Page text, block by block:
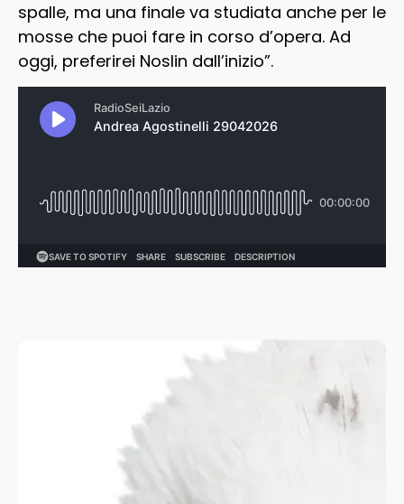
spalle, ma una finale va studiata anche per le
mosse che puoi fare in corso d’opera. Ad
oggi, preferirei Noslin dall’inizio”.